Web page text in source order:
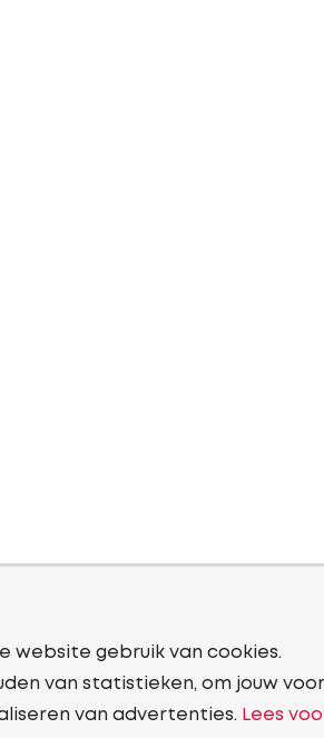
website gebruik van cookies.
van statistieken, om jouw
van advertenties. Lees